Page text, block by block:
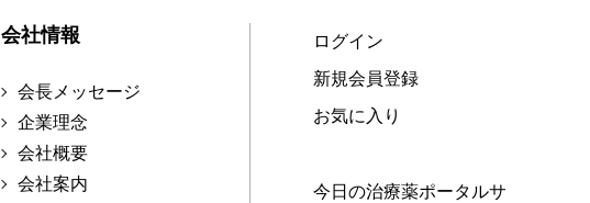
会社情報
会長メッセージ
企業理念
会社概要
会社案内
ログイン
新規会員登録
お気に入り
今日の治療薬ポータルサ